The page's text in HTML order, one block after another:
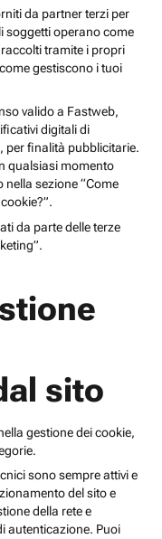
da partner terzi per
soggetti operano come
tramite i propri
gestiscono i tuoi
valido a Fastweb,
digitali di
per finalità pubblicitarie.
qualsiasi momento
sezione “Come
da parte delle terze
sito
gestione dei cookie,
sono sempre attivi e
del sito e
della rete e
autenticazione. Puoi